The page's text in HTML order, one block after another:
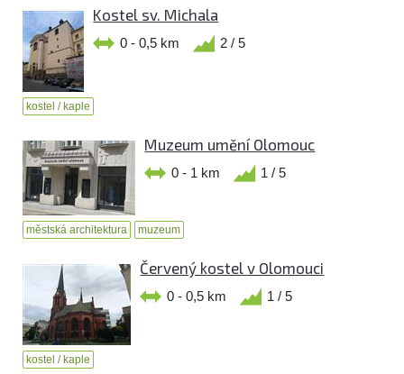
Kostel sv. Michala
0 - 0,5 km 2 / 5
kostel / kaple
Muzeum umění Olomouc
0 - 1 km 1 / 5
městská architektura muzeum
Červený kostel v Olomouci
0 - 0,5 km 1 / 5
kostel / kaple